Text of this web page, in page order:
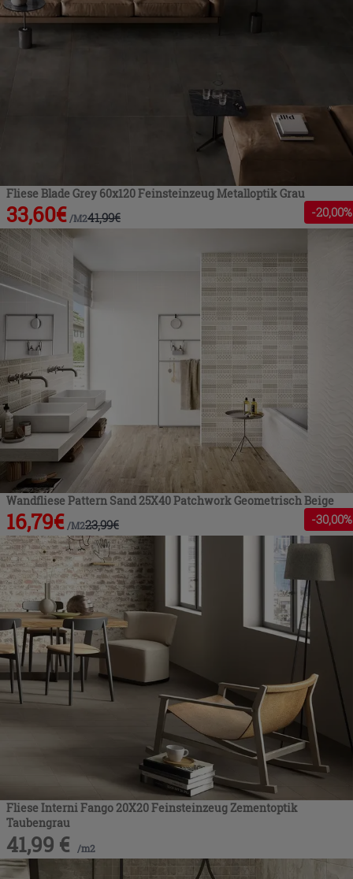
Fliese Blade Grey 60x120 Feinsteinzeug Metalloptik Grau
33,60€ /M241,99€ -20,00%
Wandfliese Pattern Sand 25X40 Patchwork Geometrisch Beige
16,79€ /M223,99€ -30,00%
Fliese Interni Fango 20X20 Feinsteinzeug Zementoptik
Taubengrau
41,99 € /m2